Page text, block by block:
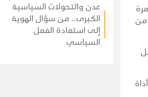
عدن والتحولات السياسية
الكبرى.. من سؤال الهوية
إلى استعادة الفعل
السياسي